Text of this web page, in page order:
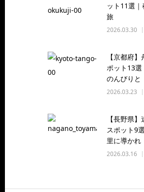
ット11選
旅
2026.03.30
【京都府
ポット13
のんびりと
2026.03.23
【長野県
スポット9
里に導かれ
2026.03.16